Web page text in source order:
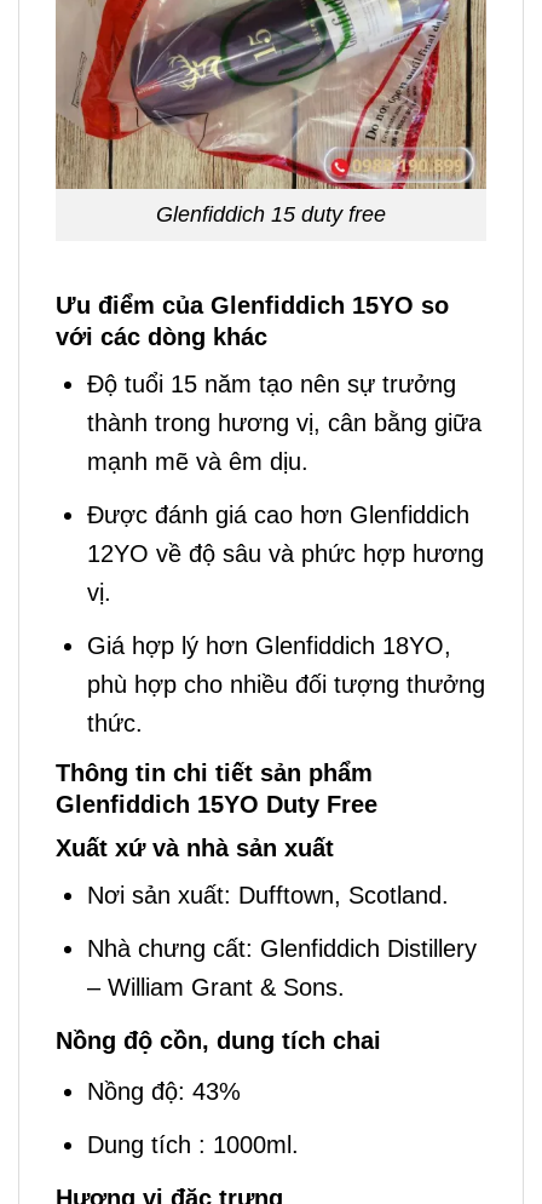
Glenfiddich 15 duty free
Ưu điểm của Glenfiddich 15YO so
với các dòng khác
Độ tuổi 15 năm tạo nên sự trưởng
thành trong hương vị, cân bằng giữa
mạnh mẽ và êm dịu.
Được đánh giá cao hơn Glenfiddich
12YO về độ sâu và phức hợp hương
vị.
Giá hợp lý hơn Glenfiddich 18YO,
phù hợp cho nhiều đối tượng thưởng
thức.
Thông tin chi tiết sản phẩm
Glenfiddich 15YO Duty Free
Xuất xứ và nhà sản xuất
Nơi sản xuất: Dufftown, Scotland.
Nhà chưng cất: Glenfiddich Distillery
– William Grant & Sons.
Nồng độ cồn, dung tích chai
Nồng độ: 43%
Dung tích : 1000ml.
Hương vị đặc trưng